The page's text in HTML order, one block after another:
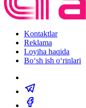
Kontaktlar
Reklama
Loyiha haqida
Bo‘sh ish o‘rinlari